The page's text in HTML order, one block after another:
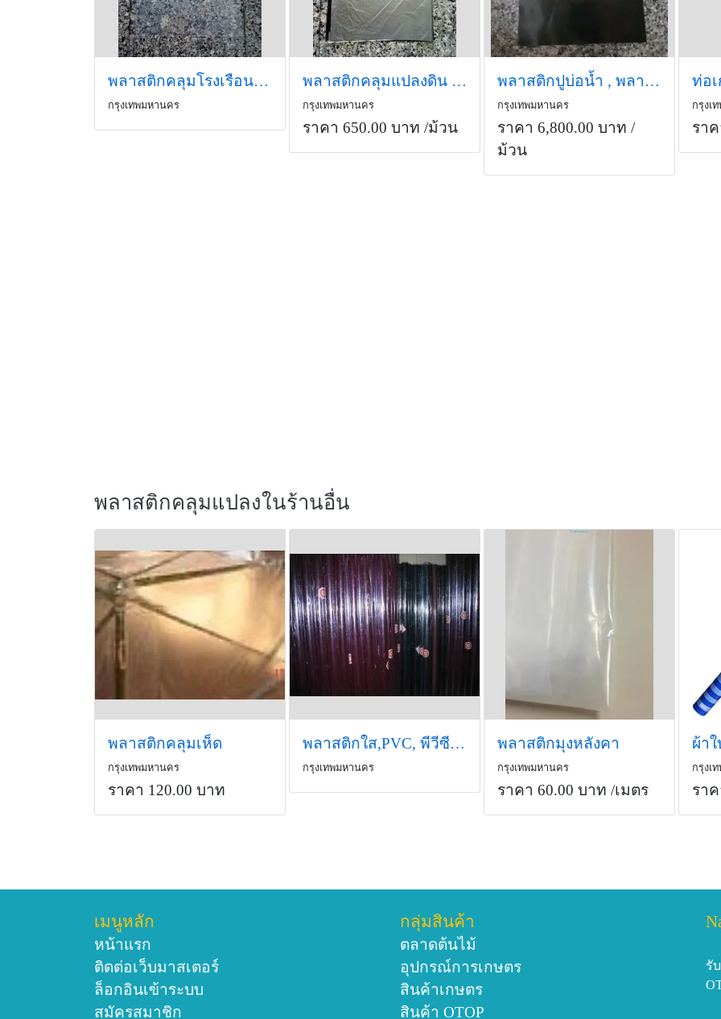
พลาสติกคลุมโรงเรือน , Greenhouse Film
กรุงเทพมหานคร
พลาสติกคลุมแปลงดิน , พลาสติกคลุมดิน (Mulching Film)
กรุงเทพมหานคร
ราคา 650.00 บาท /ม้วน
พลาสติกปูบ่อน้ำ , พลาสติกปูรองก้นบ่อ (Plondliner Film)
กรุงเทพมหานคร
ราคา 6,800.00 บาท /
ม้วน
ท่อ
กรุงเ
รา
พลาสติกคลุมแปลงในร้านอื่น
พลาสติกคลุมเห็ด
กรุงเทพมหานคร
ราคา 120.00 บาท
พลาสติกใส,PVC, พีวีซี, พลาสติกกันชื้น
กรุงเทพมหานคร
พลาสติกมุงหลังคา
กรุงเทพมหานคร
ราคา 60.00 บาท /เมตร
กรุงเ
รา
เมนูหลัก
หน้าแรก
ติดต่อเว็บมาสเตอร์
ล็อกอินเข้าระบบ
สมัครสมาชิก
กลุ่มสินค้า
ตลาดต้นไม้
อุปกรณ์การเกษตร
สินค้าเกษตร
สินค้า OTOP
รั